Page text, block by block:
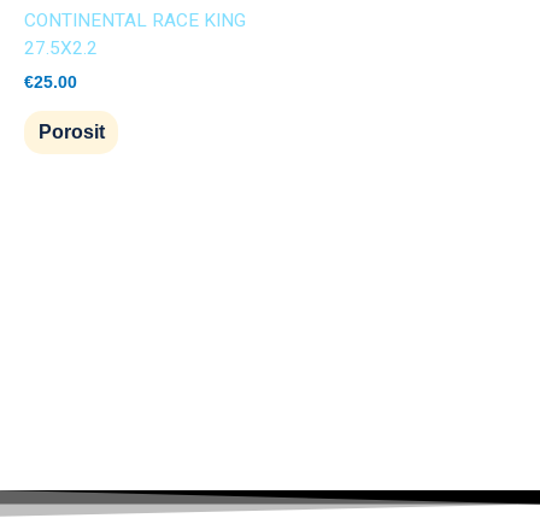
CONTINENTAL RACE KING
27.5X2.2
€25.00
Porosit